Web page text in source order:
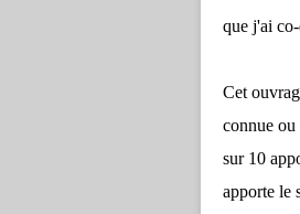
que j'ai
Cet
connue ou
sur 10
apporte le